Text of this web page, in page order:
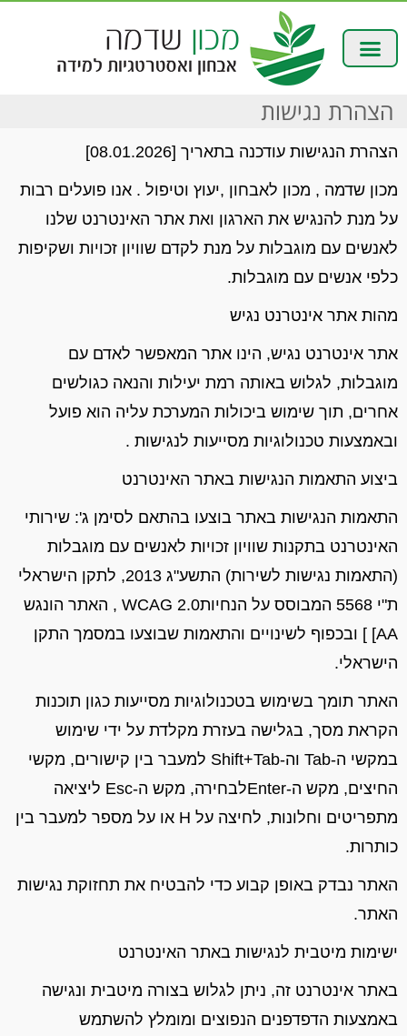
הצהרת נגישות
הצהרת הנגישות עודכנה בתאריך [08.01.2026
]
מכון שדמה , מכון לאבחון ,יעוץ וטיפול . אנו פועלים רבות
על מנת להנגיש את הארגון ואת אתר האינטרנט שלנו
לאנשים עם מוגבלות על מנת לקדם שוויון זכויות ושקיפות
כלפי אנשים עם מוגבלות.
מהות אתר אינטרנט נגיש
אתר אינטרנט נגיש, הינו אתר המאפשר לאדם עם
מוגבלות, לגלוש באותה רמת יעילות והנאה כגולשים
אחרים, תוך שימוש ביכולות המערכת עליה הוא פועל
ובאמצעות טכנולוגיות מסייעות לנגישות .
ביצוע התאמות הנגישות באתר האינטרנט
התאמות הנגישות באתר בוצעו בהתאם לסימן ג': שירותי
האינטרנט בתקנות שוויון זכויות לאנשים עם מוגבלות
(התאמות נגישות לשירות) התשע"ג
2013, לתקן הישראלי
ת"י 5568 המבוסס על הנחיות
WCAG 2.0 , האתר הונגש
AA]
] ובכפוף לשינויים והתאמות שבוצעו במסמך התקן
הישראלי.
האתר תומך בשימוש בטכנולוגיות מסייעות כגון תוכנות
הקראת מסך, בגלישה בעזרת מקלדת על ידי שימוש
במקשי ה-Tab וה-Shift+Tab למעבר בין קישורים, מקשי
החיצים, מקש ה-Enterלבחירה, מקש ה-Esc ליציאה
מתפריטים וחלונות, לחיצה על H או על מספר למעבר בין
כותרות.
האתר נבדק באופן קבוע כדי להבטיח את תחזוקת נגישות
האתר.
ישימות מיטבית לנגישות באתר האינטרנט
באתר אינטרנט זה, ניתן לגלוש בצורה מיטבית ונגישה
באמצעות הדפדפנים הנפוצים ומומלץ להשתמש